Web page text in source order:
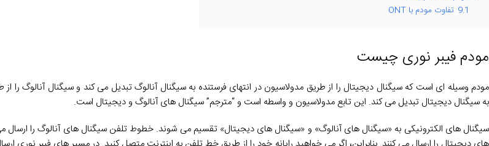
9.1 تفاوت مودم با ONT
مودم فیبر نوری چیست
مودم وسیله ای است که سیگنال دیجیتال را از طریق مدولاسیون در انتهای فرستنده به سیگنال آنالوگ تبدیل می کند و سیگنال آنالوگ را از
به سیگنال دیجیتال تبدیل می کند. این تابع مدولاسیون و واسطه است و “مترجم” سیگنال های آنالوگ و دیجیتال است.
سیگنال های الکترونیکی به «سیگنال های آنالوگ» و «سیگنال های دیجیتال» تقسیم می شوند. خطوط تلفن سیگنال های آنالوگ را ارسال